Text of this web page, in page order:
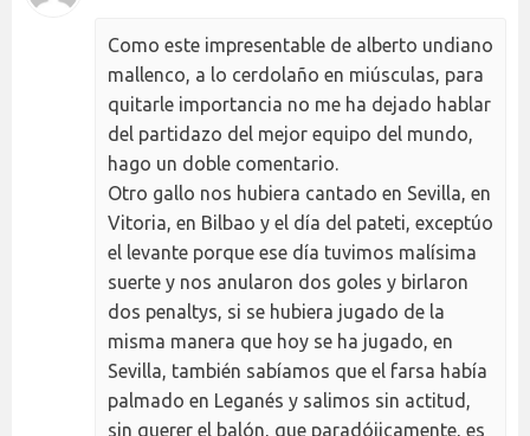
Como este impresentable de alberto undiano
mallenco, a lo cerdolaño en miúsculas, para
quitarle importancia no me ha dejado hablar
del partidazo del mejor equipo del mundo,
hago un doble comentario.
Otro gallo nos hubiera cantado en Sevilla, en
Vitoria, en Bilbao y el día del pateti, exceptúo
el levante porque ese día tuvimos malísima
suerte y nos anularon dos goles y birlaron
dos penaltys, si se hubiera jugado de la
misma manera que hoy se ha jugado, en
Sevilla, también sabíamos que el farsa había
palmado en Leganés y salimos sin actitud,
sin querer el balón, que paradójicamente, es